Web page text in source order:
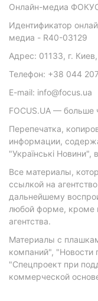
Онлайн-медиа
Идентификатор
медиа - R40-03129
Адрес: 01133, г.
Телефон: +38 044
E-mail: info@focus.ua
FOCUS.UA — больше
Перепечатка,
информации,
"Українські
Все материалы,
ссылкой на
дальнейшему
любой форме, кроме
агентства.
Материалы с
компаний", "Новости
"Спецпроект при
коммерческой